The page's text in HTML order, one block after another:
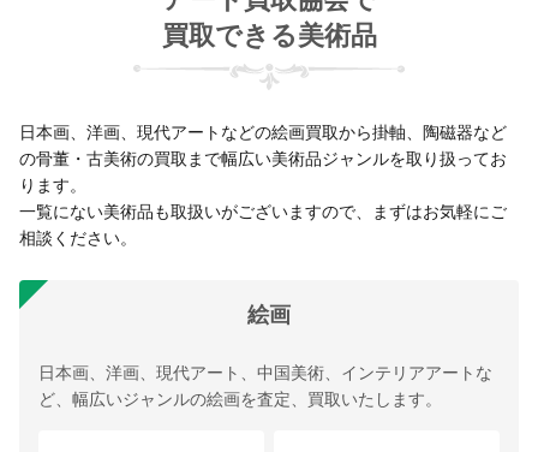
買取できる美術品
日本画、洋画、現代アートなどの絵画買取から掛軸、陶磁器など
の骨董・古美術の買取まで幅広い美術品ジャンルを取り扱ってお
ります。
一覧にない美術品も取扱いがございますので、まずはお気軽にご
相談ください。
絵画
日本画、洋画、現代アート、中国美術、インテリアアートな
ど、幅広いジャンルの絵画を査定、買取いたします。